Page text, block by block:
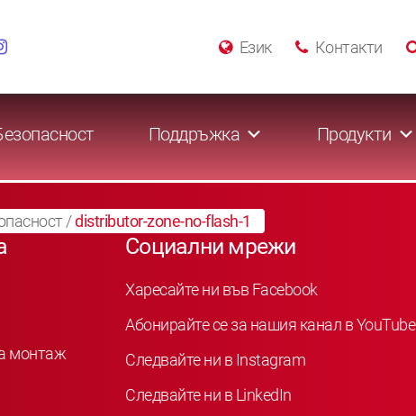
Контакти
Език
Поддръжка Продукти
/distributor-zone-no-flash-1
монтаж
Социални мрежи
Харесайте ни във Facebook
Абонирайте се за нашия канал в YouTube
Следвайте ни в Instagram
Следвайте ни в LinkedIn